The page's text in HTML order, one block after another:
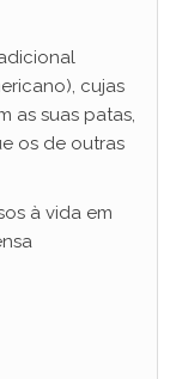
cujas
as suas patas,
os de outras
à vida em